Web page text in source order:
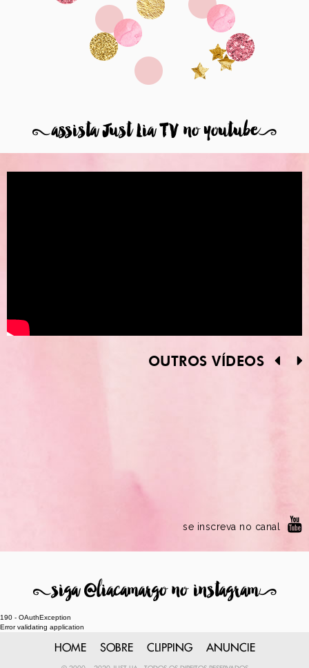
8assista Just Lia TV no youtube9
OUTROS VÍDEOS
se inscreva no canal
8siga @liacamargo no instagram9
190 - OAuthException
Error validating application
HOME SOBRE CLIPPING ANUNCIE